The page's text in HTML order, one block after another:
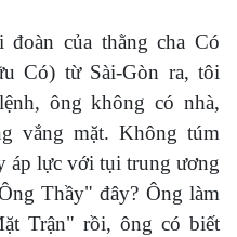
của thằng cha Có
Có) từ Sài-Gòn ra, tôi
ông không có nhà,
vắng mặt. Không túm
áp lực với tụi trung ương
Thầy" đây? Ông làm
Trận" rồi, ông có biết